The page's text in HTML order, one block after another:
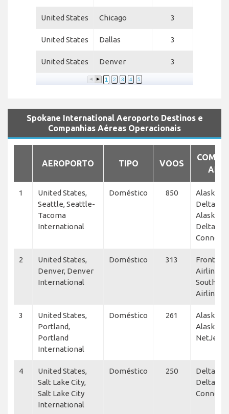
United States Chicago 3
United States Dallas 3
United States Denver 3
1 2 3 4 5
Spokane International Aeroporto Destinos e
Companhias Aéreas Operacionais
AEROPORTO TIPO VOOS
1
United States,
Seattle, Seattle-
Tacoma
International
Doméstico 850
Alaska
Delta Air
Alaska
Delta
2
United States,
Denver, Denver
International
Doméstico 313
Frontier,
Airlines,
Airlines
3
United States,
Portland,
Portland
International
Doméstico 261
Alaska
Alaska
NetJets
4
United States,
Salt Lake City,
Salt Lake City
International
Doméstico 250
Delta Air
Delta